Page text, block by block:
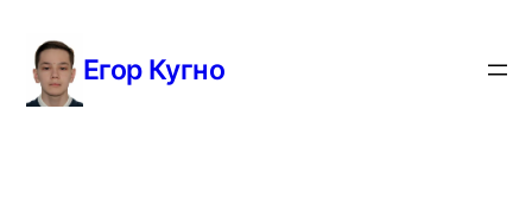
содержимому
Егор Кугно